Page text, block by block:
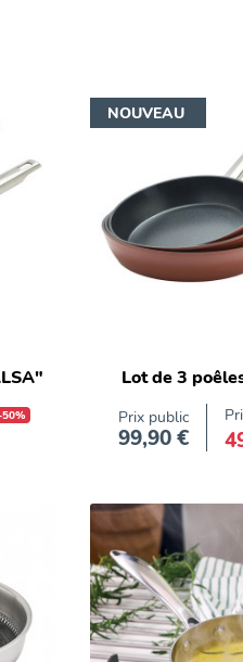
Lot de 3
Prix public
Prix
99,90 €
NOUVEAU